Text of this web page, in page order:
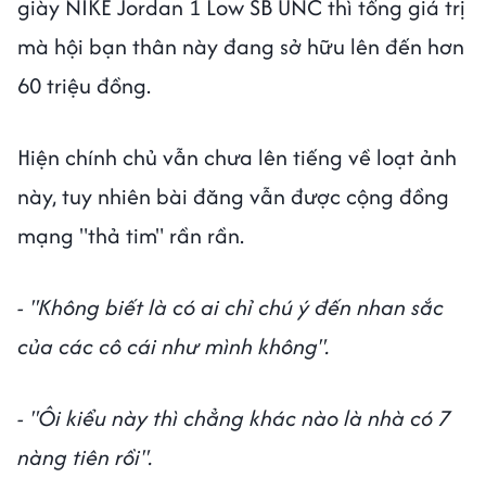
giày NIKE Jordan 1 Low SB UNC thì tổng giá trị
mà hội bạn thân này đang sở hữu lên đến hơn
60 triệu đồng.
Hiện chính chủ vẫn chưa lên tiếng về loạt ảnh
này, tuy nhiên bài đăng vẫn được cộng đồng
mạng "thả tim" rần rần.
- "Không biết là có ai chỉ chú ý đến nhan sắc
của các cô cái như mình không".
- "Ôi kiểu này thì chẳng khác nào là nhà có 7
nàng tiên rồi".